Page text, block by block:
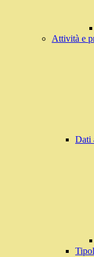
Attività e
Dati